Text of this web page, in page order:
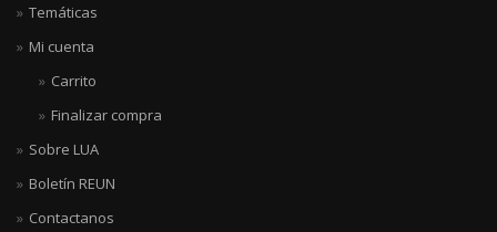
Temáticas
Mi cuenta
Carrito
Finalizar compra
Sobre LUA
Boletín REUN
Contactanos